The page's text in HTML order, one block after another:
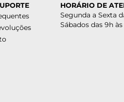
HORÁRIO DE
Segunda a Sexta
Sábados das 9h às